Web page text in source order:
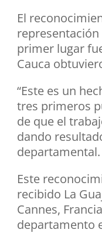
El
primer lugar
Cauca
“Este es un
tres primeros
de que el
dando
departamental.
Este
recibido La
Cannes,
departamento